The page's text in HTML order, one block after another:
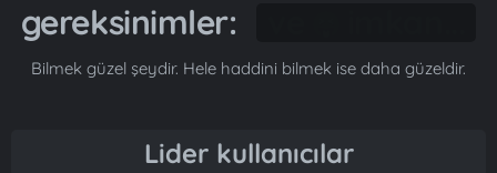
gereksinimler:
Bilmek güzel şeydir. Hele haddini bilmek ise daha güzeldir.
Lider kullanıcılar